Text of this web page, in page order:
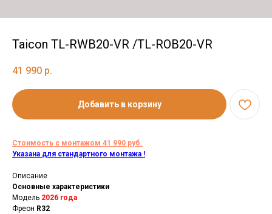
Taicon TL-RWB20-VR /TL-ROB20-VR
41 990 р.
Добавить в корзину
Стоимость с монтажом 41 990 руб.
Указана для стандартного монтажа !
Описание
Основные характеристики
Модель 2026 года
Фреон R32